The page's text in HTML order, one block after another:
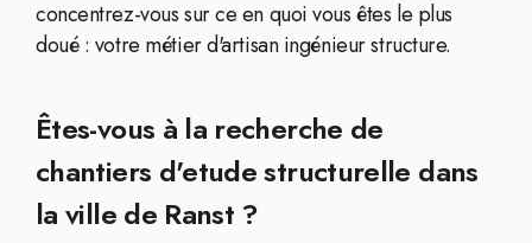
concentrez-vous sur ce en quoi vous êtes le plus
doué : votre métier d'artisan ingénieur structure.
Êtes-vous à la recherche de
chantiers d'etude structurelle dans
la ville de Ranst ?